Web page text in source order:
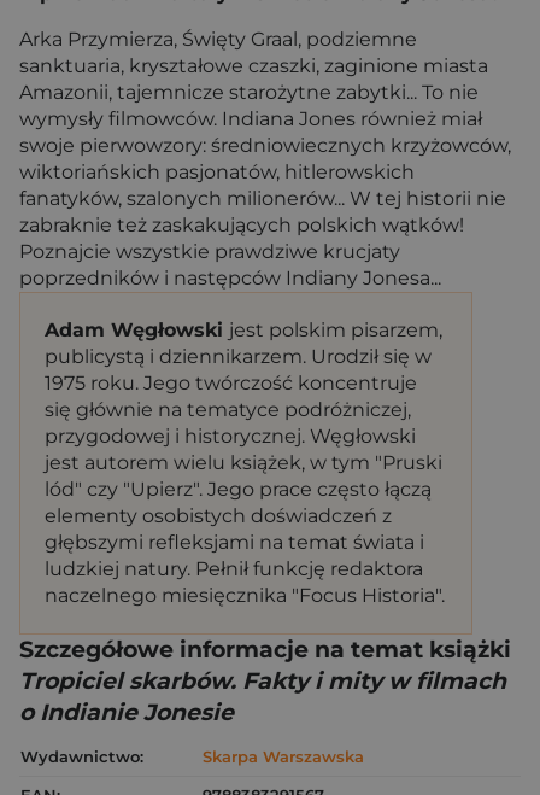
Arka Przymierza, Święty Graal, podziemne
sanktuaria, kryształowe czaszki, zaginione miasta
Amazonii, tajemnicze starożytne zabytki... To nie
wymysły filmowców. Indiana Jones również miał
swoje pierwowzory: średniowiecznych krzyżowców,
wiktoriańskich pasjonatów, hitlerowskich
fanatyków, szalonych milionerów... W tej historii nie
zabraknie też zaskakujących polskich wątków!
Poznajcie wszystkie prawdziwe krucjaty
poprzedników i następców Indiany Jonesa...
Adam Węgłowski jest polskim pisarzem,
publicystą i dziennikarzem. Urodził się w
1975 roku. Jego twórczość koncentruje
się głównie na tematyce podróżniczej,
przygodowej i historycznej. Węgłowski
jest autorem wielu książek, w tym "Pruski
lód" czy "Upierz". Jego prace często łączą
elementy osobistych doświadczeń z
głębszymi refleksjami na temat świata i
ludzkiej natury. Pełnił funkcję redaktora
naczelnego miesięcznika "Focus Historia".
Szczegółowe informacje na temat książki
Tropiciel skarbów. Fakty i mity w filmach
o Indianie Jonesie
Wydawnictwo:
Skarpa Warszawska